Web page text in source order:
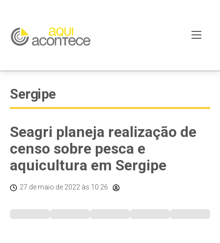
Sergipe
Seagri planeja realização de
censo sobre pesca e
aquicultura em Sergipe
27 de maio de 2022 às 10:26